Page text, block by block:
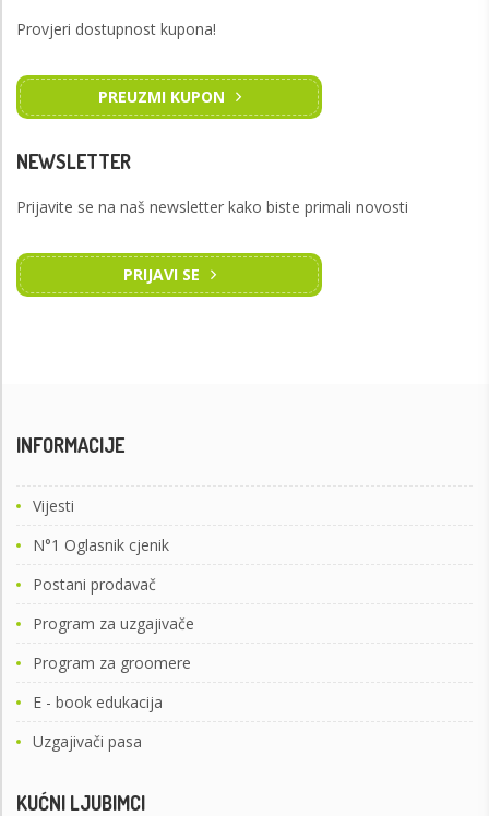
Provjeri dostupnost kupona!
PREUZMI KUPON
NEWSLETTER
Prijavite se na naš newsletter kako biste primali novosti
PRIJAVI SE
INFORMACIJE
Vijesti
N°1 Oglasnik cjenik
Postani prodavač
Program za uzgajivače
Program za groomere
E - book edukacija
Uzgajivači pasa
KUĆNI LJUBIMCI